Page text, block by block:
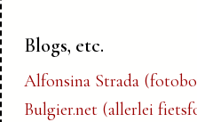
Blogs, etc.
Alfonsina Strada
Bulgier.net (allerlei